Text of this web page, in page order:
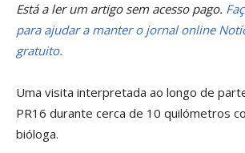
Está a ler um artigo sem acesso pago.
para ajudar a manter o jornal online
gratuito.
Uma visita interpretada ao longo de
PR16 durante cerca de 10 quilómetros
bióloga.